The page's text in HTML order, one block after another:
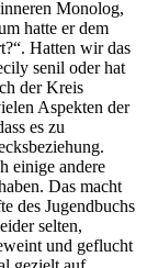
Monolog,
hatte er dem
Hatten wir das
senil oder hat
der Kreis
Aspekten der
es zu
einige andere
Das macht
des Jugendbuchs
selten,
und geflucht